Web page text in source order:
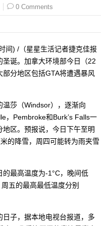
0 Comments
间) /（星星生活记者捷克佳报
诞。加拿大环境部今日（22
分地区包括GTA将遭遇暴风
莎（Windsor），逐渐向
，Pembroke和Burk’s Falls一
区。预报说，今日下午至明
的降雪，周四可能转为雨夹雪
最高温度为-1°C，晚间低
五的最高最低温度分别
子，据本地电视台报道，多